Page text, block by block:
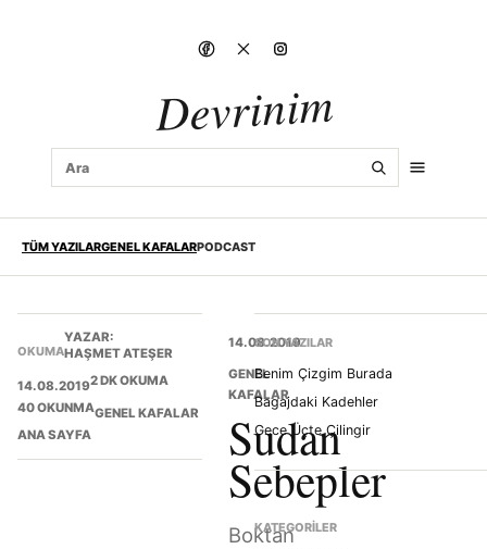
Devrinim
TÜM YAZILARGENEL KAFALARPODCAST
OKUMA
YAZAR:
HAŞMET ATEŞER
14.08.20192 DK OKUMA
40 OKUNMAGENEL KAFALAR
ANA SAYFA
14.08.2019
GENEL
KAFALAR
Sudan
Sebepler
Boktan
SON YAZILAR
Benim Çizgim Burada
Bagajdaki Kadehler
Gece Üçte Çilingir
KATEGORILER